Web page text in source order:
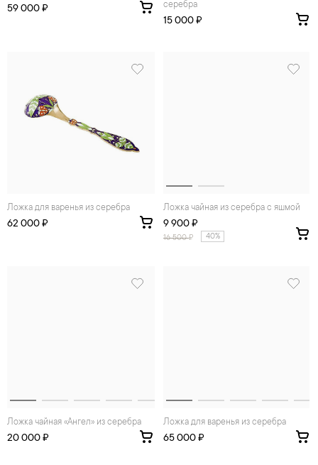
59 000 ₽
серебра
15 000 ₽
Ложка для варенья из серебра
62 000 ₽
Ложка чайная из серебра с яшмой
9 900 ₽
16 500₽ 40%
Ложка чайная «Ангел» из серебра
20 000 ₽
Ложка для варенья из серебра
65 000 ₽